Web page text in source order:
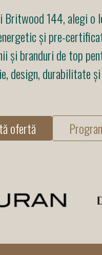
Britwood 144, alegi o
și pre-
și branduri de top
design, durabilitate
ofertă